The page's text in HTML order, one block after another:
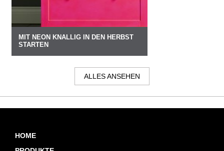
MIT NEON KNALLIG IN DEN HERBST
STARTEN
ALLES ANSEHEN
HOME